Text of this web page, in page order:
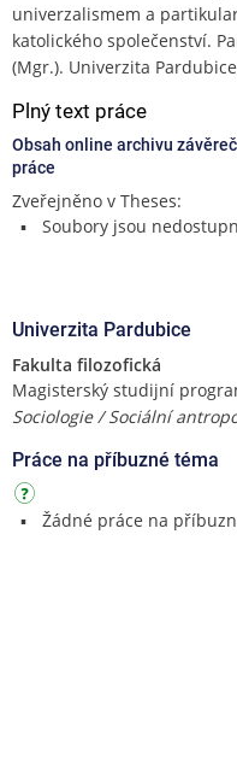
univerzalismem a
katolického společenství.
(Mgr.). Univerzita
Plný text práce
Obsah online archivu
práce
Zveřejněno v Theses:
Soubory jsou
Univerzita Pardubice
Fakulta filozofická
Magisterský studijní
Sociologie / Sociální
Práce na příbuzné téma
Žádné práce na